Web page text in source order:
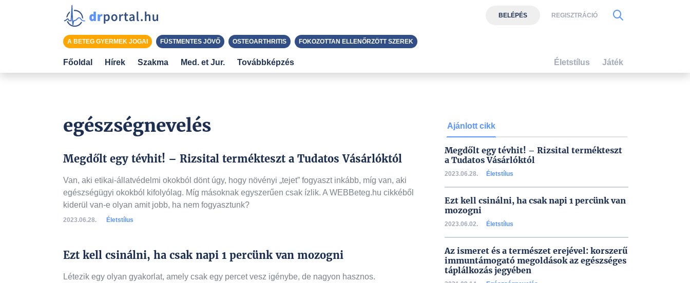
egészségnevelés
Megdőlt egy tévhit! – Rizsital termékteszt a Tudatos Vásárlóktól
Van, aki etikai-állatvédelmi okokból dönt úgy, hogy növényi „tejet” fogyaszt inkább, míg van, aki
egészségügyi okokból kifolyólag. Míg másoknak egyszerűen csak ízlik. A WEBBeteg.hu cikkéből
kiderül van-e olyan amit jobb, ha nem fogyasztunk?
2023.06.28. Életstílus
Ezt kell csinálni, ha csak napi 1 percünk van mozogni
Létezik egy olyan gyakorlat, amely csak egy percet vesz igénybe, de nagyon hasznos.
Ajánlott cikk
Megdőlt egy tévhit! – Rizsital termékteszt
a Tudatos Vásárlóktól
2023.06.28. Életstílus
Ezt kell csinálni, ha csak napi 1 percünk van
mozogni
2023.06.02. Életstílus
Az ismeret és a természet erejével: korszerű
immuntámogató megoldások az egészséges
táplálkozás jegyében
BELÉPÉS REGISZTRÁCIÓ
A BETEG GYERMEK JOGAI FÜSTMENTES JÖVŐ OSTEOARTHRITIS FOKOZOTTAN ELLENŐRZÖTT SZEREK
Főoldal Hírek Szakma Med. et Jur. Továbbképzés Életstílus Játék